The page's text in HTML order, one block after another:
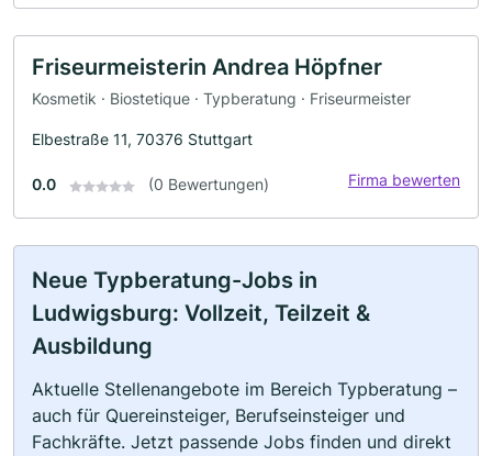
Friseurmeisterin Andrea Höpfner
Kosmetik · Biostetique · Typberatung · Friseurmeister
Elbestraße 11, 70376 Stuttgart
0.0 (0 Bewertungen) Firma bewerten
Neue Typberatung-Jobs in
Ludwigsburg: Vollzeit, Teilzeit &
Ausbildung
Aktuelle Stellenangebote im Bereich Typberatung –
auch für Quereinsteiger, Berufseinsteiger und
Fachkräfte. Jetzt passende Jobs finden und direkt